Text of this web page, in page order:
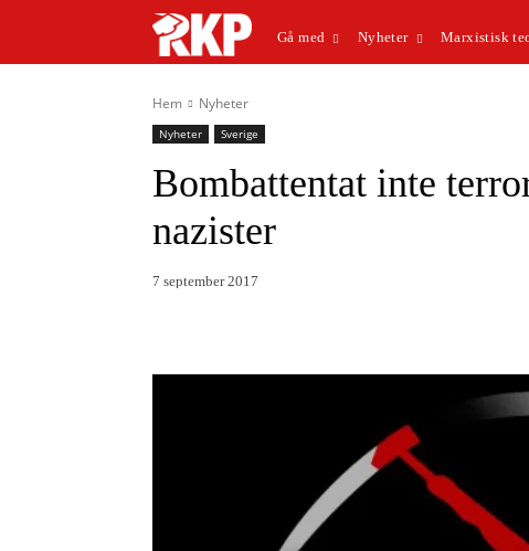
Gå med Nyheter Marxistisk
Hem Nyheter
Nyheter Sverige
Bombattentat inte
nazister
7 september 2017